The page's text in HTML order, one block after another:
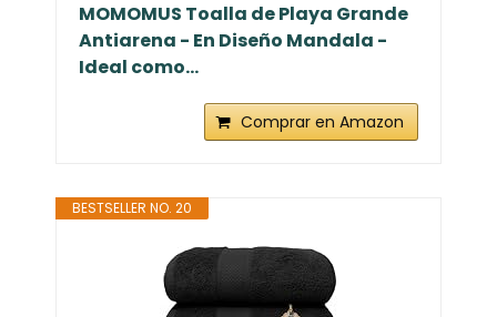
MOMOMUS Toalla de Playa Grande
Antiarena - En Diseño Mandala -
Ideal como...
Comprar en Amazon
BESTSELLER NO. 20